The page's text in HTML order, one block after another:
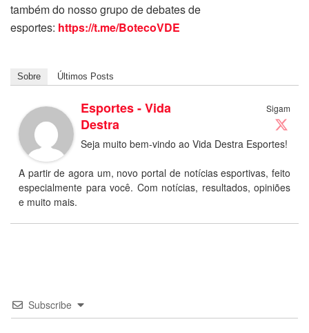
também do nosso grupo de debates de
esportes: https://t.me/BotecoVDE
Sobre Últimos Posts
Sigam
Esportes - Vida
Destra
Seja muito bem-vindo ao Vida Destra Esportes!
A partir de agora um, novo portal de notícias esportivas, feito
especialmente para você. Com notícias, resultados, opiniões
e muito mais.
Subscribe